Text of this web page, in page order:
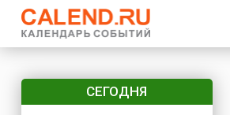
СЕГОДНЯ